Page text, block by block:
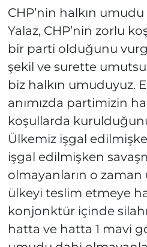
CHP’nin halkın
Yalaz, CHP’nin zorlu
bir parti olduğunu
şekil ve surette
biz halkın umuduyuz.
anımızda partimizin
koşullarda
Ülkemiz işgal
işgal edilmişken
olmayanların o
ülkeyi teslim etmeye
konjonktür içinde
hatta ve hatta 1 mavi